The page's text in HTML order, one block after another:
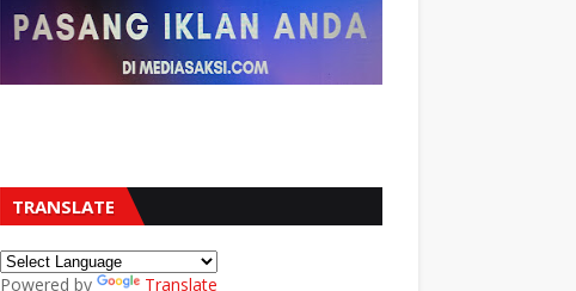
TRANSLATE
Powered by Translate